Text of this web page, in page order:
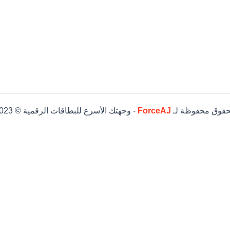
محفوظة لـ ForceAJ - وجهتك الأسرع للبطاقات الرقمية © 2023